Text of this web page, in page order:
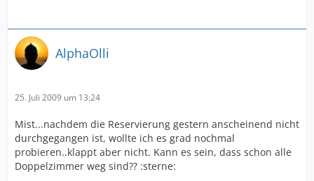
AlphaOlli
25. Juli 2009 um 13:24
Mist...nachdem die Reservierung gestern anscheinend nicht
durchgegangen ist, wollte ich es grad nochmal
probieren..klappt aber nicht. Kann es sein, dass schon alle
Doppelzimmer weg sind?? :sterne: